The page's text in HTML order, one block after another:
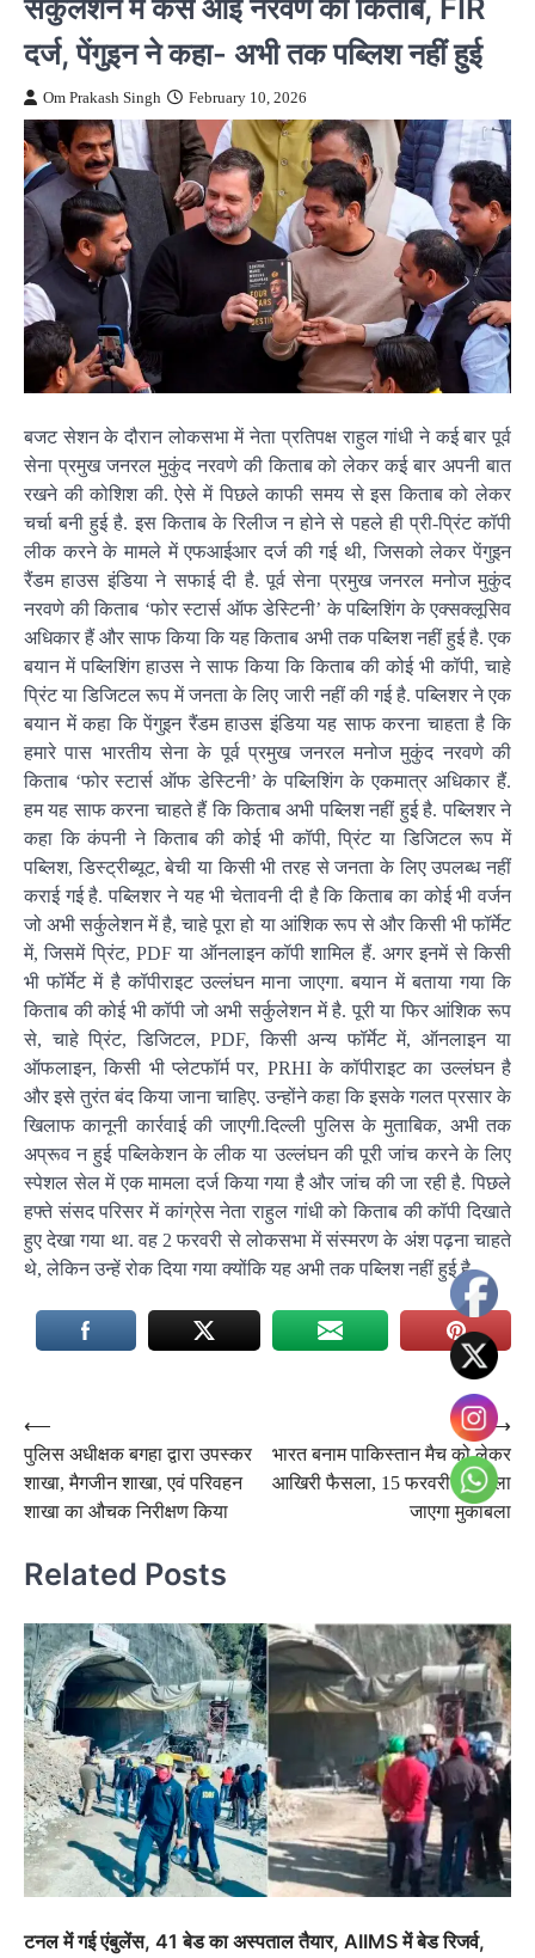
दर्ज, पेंगुइन ने कहा- अभी तक पब्लिश नहीं हुई
Om Prakash Singh February 10, 2026
बजट सेशन के दौरान लोकसभा में नेता प्रतिपक्ष राहुल गांधी ने कई बार पूर्व
सेना प्रमुख जनरल मुकुंद नरवणे की किताब को लेकर कई बार अपनी बात
रखने की कोशिश की. ऐसे में पिछले काफी समय से इस किताब को लेकर
चर्चा बनी हुई है. इस किताब के रिलीज न होने से पहले ही प्री-प्रिंट कॉपी
लीक करने के मामले में एफआईआर दर्ज की गई थी, जिसको लेकर पेंगुइन
रैंडम हाउस इंडिया ने सफाई दी है. पूर्व सेना प्रमुख जनरल मनोज मुकुंद
नरवणे की किताब ‘फोर स्टार्स ऑफ डेस्टिनी’ के पब्लिशिंग के एक्सक्लूसिव
अधिकार हैं और साफ किया कि यह किताब अभी तक पब्लिश नहीं हुई है. एक
बयान में पब्लिशिंग हाउस ने साफ किया कि किताब की कोई भी कॉपी, चाहे
प्रिंट या डिजिटल रूप में जनता के लिए जारी नहीं की गई है. पब्लिशर ने एक
बयान में कहा कि पेंगुइन रैंडम हाउस इंडिया यह साफ करना चाहता है कि
हमारे पास भारतीय सेना के पूर्व प्रमुख जनरल मनोज मुकुंद नरवणे की
किताब ‘फोर स्टार्स ऑफ डेस्टिनी’ के पब्लिशिंग के एकमात्र अधिकार हैं.
हम यह साफ करना चाहते हैं कि किताब अभी पब्लिश नहीं हुई है. पब्लिशर ने
कहा कि कंपनी ने किताब की कोई भी कॉपी, प्रिंट या डिजिटल रूप में
पब्लिश, डिस्ट्रीब्यूट, बेची या किसी भी तरह से जनता के लिए उपलब्ध नहीं
कराई गई है. पब्लिशर ने यह भी चेतावनी दी है कि किताब का कोई भी वर्जन
जो अभी सर्कुलेशन में है, चाहे पूरा हो या आंशिक रूप से और किसी भी फॉर्मेट
में, जिसमें प्रिंट, PDF या ऑनलाइन कॉपी शामिल हैं. अगर इनमें से किसी
भी फॉर्मेट में है कॉपीराइट उल्लंघन माना जाएगा. बयान में बताया गया कि
किताब की कोई भी कॉपी जो अभी सर्कुलेशन में है. पूरी या फिर आंशिक रूप
से, चाहे प्रिंट, डिजिटल, PDF, किसी अन्य फॉर्मेट में, ऑनलाइन या
ऑफलाइन, किसी भी प्लेटफॉर्म पर, PRHI के कॉपीराइट का उल्लंघन है
और इसे तुरंत बंद किया जाना चाहिए. उन्होंने कहा कि इसके गलत प्रसार के
खिलाफ कानूनी कार्रवाई की जाएगी.दिल्ली पुलिस के मुताबिक, अभी तक
अप्रूव न हुई पब्लिकेशन के लीक या उल्लंघन की पूरी जांच करने के लिए
स्पेशल सेल में एक मामला दर्ज किया गया है और जांच की जा रही है. पिछले
हफ्ते संसद परिसर में कांग्रेस नेता राहुल गांधी को किताब की कॉपी दिखाते
हुए देखा गया था. वह 2 फरवरी से लोकसभा में संस्मरण के अंश पढ़ना चाहते
थे, लेकिन उन्हें रोक दिया गया क्योंकि यह अभी तक पब्लिश नहीं हुई है.
Post
navigation
⟵
पुलिस अधीक्षक बगहा द्वारा उपस्कर
शाखा, मैगजीन शाखा, एवं परिवहन
शाखा का औचक निरीक्षण किया
भारत बनाम पाकिस्तान मैच को लेकर
आखिरी फैसला, 15 फरवरी को खेला
जाएगा मुकाबला
⟶
Related Posts
टनल में गई एंबुलेंस, 41 बेड का अस्पताल तैयार, AIIMS में बेड रिजर्व,